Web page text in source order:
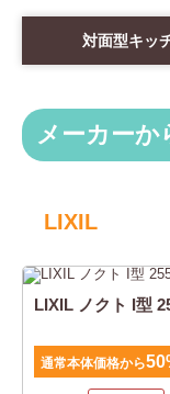
対面型キッ
メーカーか
LIXIL
LIXIL ノクト I型
通常本体価格から